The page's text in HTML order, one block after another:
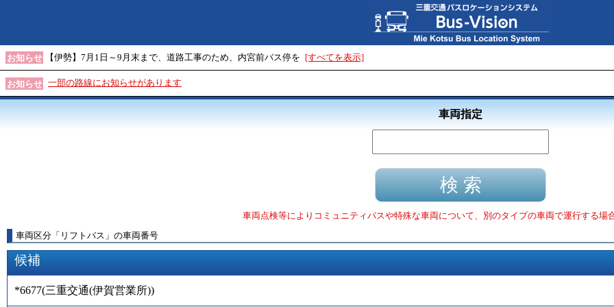
お知らせ 【伊勢】7月1日～9月末まで、道路工事のため、内宮前バス停を [すべてを表示]
お知らせ 一部の路線にお知らせがあります
車両指定
車両点検等によりコミュニティバスや特殊な車両について、別のタイプの車両で運行する場
車両区分 「 リフトバス 」 の車両番号
候補
*6677(三重交通(伊賀営業所))